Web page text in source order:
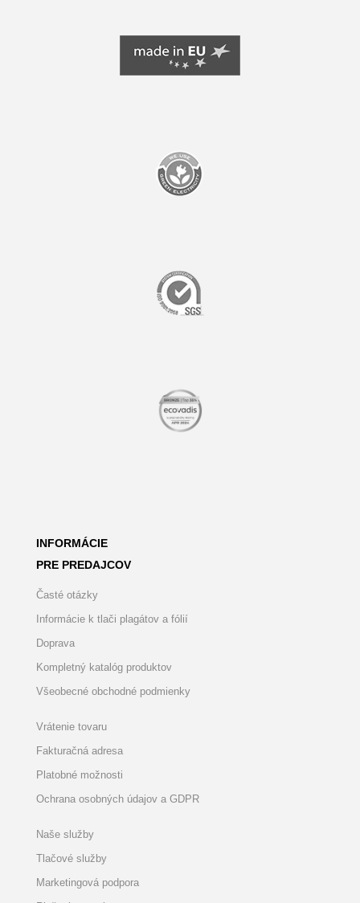
INFORMÁCIE
PRE PREDAJCOV
Časté otázky
Informácie k tlači plagátov a fólií
Doprava
Kompletný katalóg produktov
Všeobecné obchodné podmienky
Vrátenie tovaru
Fakturačná adresa
Platobné možnosti
Ochrana osobných údajov a GDPR
Naše služby
Tlačové služby
Marketingová podpora